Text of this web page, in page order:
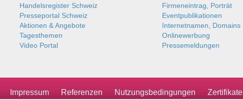
Handelsregister Schweiz
Presseportal Schweiz
Aktionen & Angebote
Tagesthemen
Video Portal
Firmeneintrag, Porträt
Eventpublikationen
Internetnamen, Domains
Onlinewerbung
Pressemeldungen
Impressum Referenzen Nutzungsbedingungen Zertifikate